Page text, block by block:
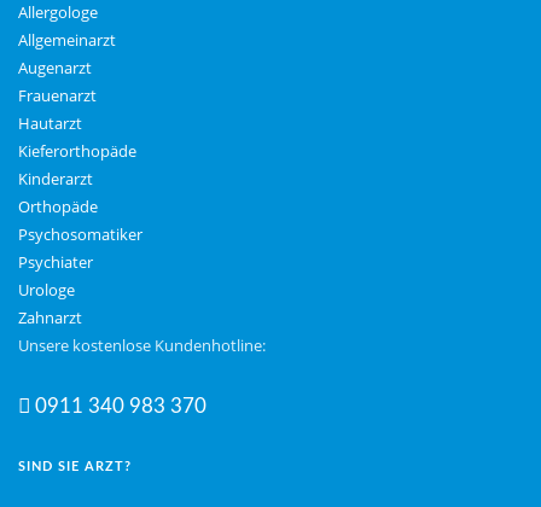
Allergologe
Allgemeinarzt
Augenarzt
Frauenarzt
Hautarzt
Kieferorthopäde
Kinderarzt
Orthopäde
Psychosomatiker
Psychiater
Urologe
Zahnarzt
Unsere kostenlose Kundenhotline:
0911 340 983 370
SIND SIE ARZT?